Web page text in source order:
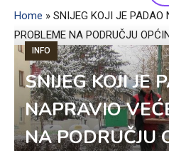
Home » SNIJEG KOJI JE PADAO
PROBLEME NA PODRUČJU
INFO
SNIJEG KOJI JE
NAPRAVIO
NA PODRUČJU